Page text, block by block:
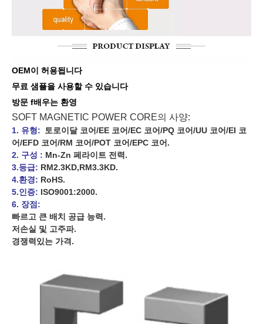
OEM이 허용됩니다
무료 샘플을 사용할 수 있습니다
방문 f배우는 환영
SOFT MAGNETIC POWER CORE의 사양:
1. 유형: 토로이달 코어/EE 코어/EC 코어/PQ 코어/UU 코어/EI 코
어/EFD 코어/RM 코어/POT 코어/EPC 코어.
2. 구성 : Mn-Zn 페라이트 전력.
3.등급: RM2.3KD,RM3.3KD.
4.환경: RoHS.
5.인증: ISO9001:2000.
6. 장점:
빠르고 큰 배치 공급 능력.
저손실 및 고주파.
경쟁력있는 가격.